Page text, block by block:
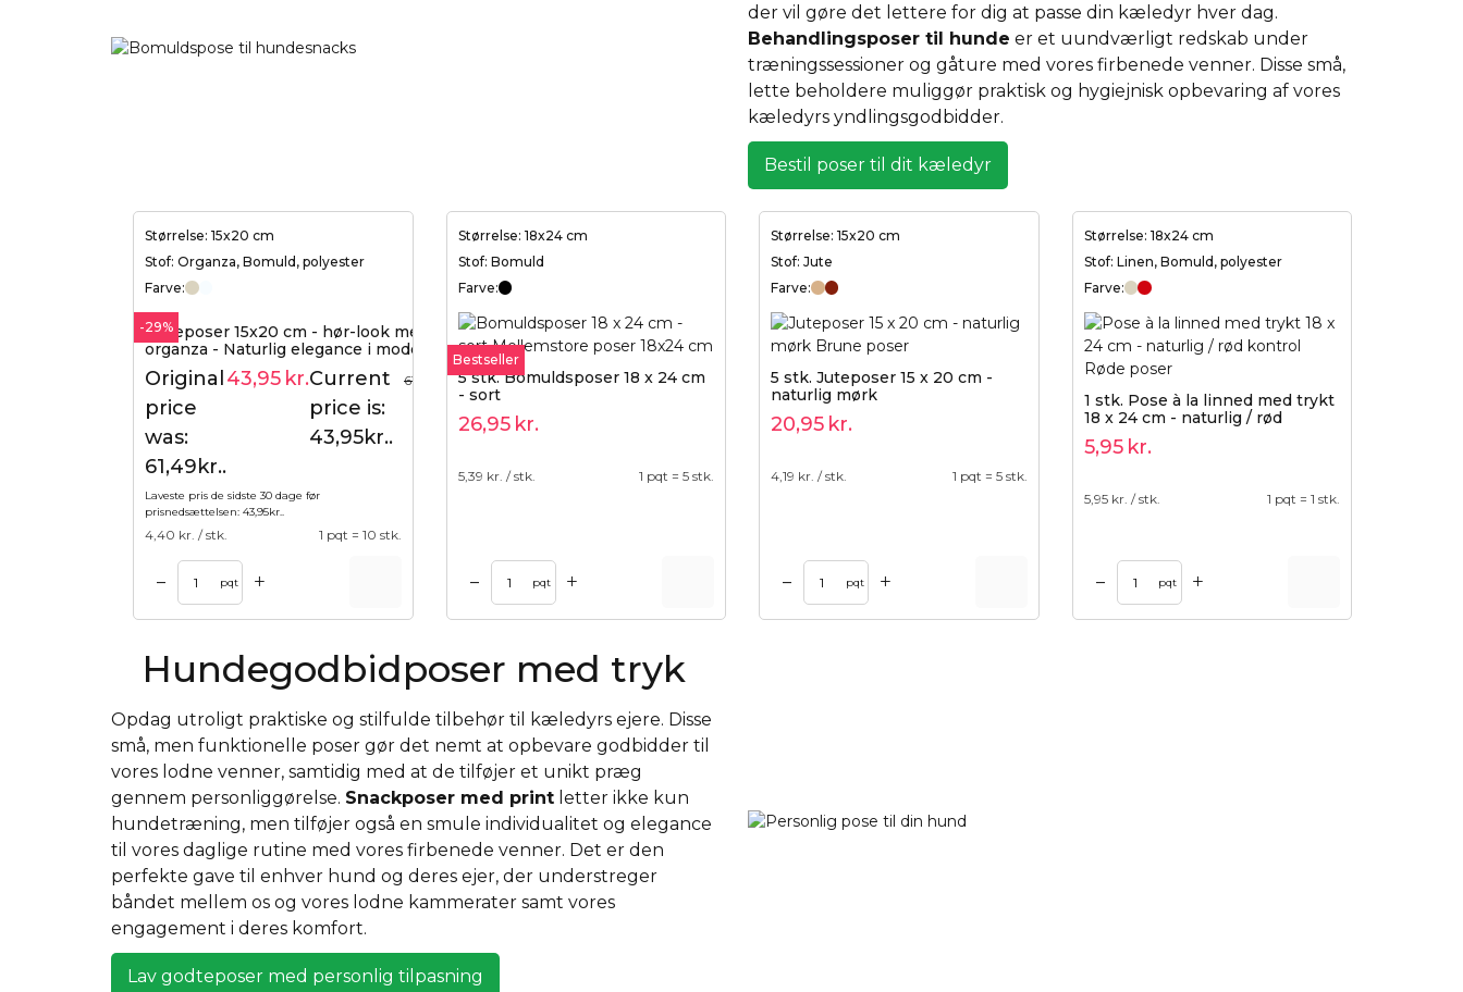
der vil gøre det lettere for dig at passe din kæledyr hver dag.
Behandlingsposer til hunde er et uundværligt redskab under
træningssessioner og gåture med vores firbenede venner. Disse små,
lette beholdere muliggør praktisk og hygiejnisk opbevaring af vores
kæledyrs yndlingsgodbidder.
Bestil poser til dit kæledyr
Størrelse: 15x20 cm
Stof: Organza, Bomuld, polyester
Farve:
-29%
Gaveposer 15x20 cm - hør-look med
organza - Naturlig elegance i moderne
form (10 stk.)
61,49 kr.
Original
price
was:
61,49kr..
43,95 kr.Current
price is:
43,95kr..
Laveste pris de sidste 30 dage før
prisnedsættelsen: 43,95kr..
4,40 kr. / stk. 1 pqt = 10 stk.
– pqt +
Størrelse: 18x24 cm
Stof: Bomuld
Farve:
Bestseller
5 stk. Bomuldsposer 18 x 24 cm
- sort
26,95 kr.
5,39 kr. / stk. 1 pqt = 5 stk.
– pqt +
Tilføj til kurv
Størrelse: 15x20 cm
Stof: Jute
Farve:
5 stk. Juteposer 15 x 20 cm -
naturlig mørk
20,95 kr.
4,19 kr. / stk. 1 pqt = 5 stk.
– pqt +
Tilføj til kurv
Størrelse: 18x24 cm
Stof: Linen, Bomuld, polyester
Farve:
1 stk. Pose à la linned med trykt
18 x 24 cm - naturlig / rød
kontrol
5,95 kr.
5,95 kr. / stk. 1 pqt = 1 stk.
– pqt +
Tilføj til kurv
Hundegodbidposer med tryk
Opdag utroligt praktiske og stilfulde tilbehør til kæledyrs ejere. Disse
små, men funktionelle poser gør det nemt at opbevare godbidder til
vores lodne venner, samtidig med at de tilføjer et unikt præg
gennem personliggørelse. Snackposer med print letter ikke kun
hundetræning, men tilføjer også en smule individualitet og elegance
til vores daglige rutine med vores firbenede venner. Det er den
perfekte gave til enhver hund og deres ejer, der understreger
båndet mellem os og vores lodne kammerater samt vores
engagement i deres komfort.
Lav godteposer med personlig tilpasning